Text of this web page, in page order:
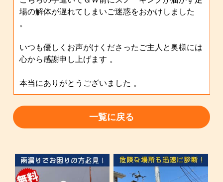
場の解体が遅れてしまいご迷惑をおかけしました
。
いつも優しくお声がけくださったご主人と奥様には
心から感謝申し上げます 。
本当にありがとうございました 。
一覧に戻る